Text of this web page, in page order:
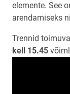
elemente. See
arendamiseks
Trennid
kell 15.45